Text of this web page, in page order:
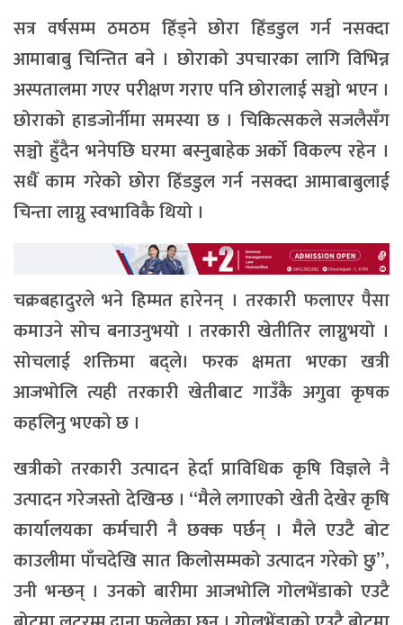
सत्र वर्षसम्म ठमठम हिँड्ने छोरा हिँडडुल गर्न नसक्दा
आमाबाबु चिन्तित बने । छोराको उपचारका लागि विभिन्न
अस्पतालमा गएर परीक्षण गराए पनि छोरालाई सञ्चो भएन ।
छोराको हाडजोर्नीमा समस्या छ । चिकित्सकले सजलैसँग
सञ्चो हुँदैन भनेपछि घरमा बस्नुबाहेक अर्को विकल्प रहेन ।
सधैँ काम गरेको छोरा हिँडडुल गर्न नसक्दा आमाबाबुलाई
चिन्ता लाग्नु स्वभाविकै थियो ।
चक्रबहादुरले भने हिम्मत हारेनन् । तरकारी फलाएर पैसा
कमाउने सोच बनाउनुभयो । तरकारी खेतीतिर लाग्नुभयो ।
सोचलाई शक्तिमा बद्ले। फरक क्षमता भएका खत्री
आजभोलि त्यही तरकारी खेतीबाट गाउँकै अगुवा कृषक
कहलिनु भएको छ ।
खत्रीको तरकारी उत्पादन हेर्दा प्राविधिक कृषि विज्ञले नै
उत्पादन गरेजस्तो देखिन्छ । ‘‘मैले लगाएको खेती देखेर कृषि
कार्यालयका कर्मचारी नै छक्क पर्छन् । मैले एउटै बोट
काउलीमा पाँचदेखि सात किलोसम्मको उत्पादन गरेको छु’’,
उनी भन्छन् । उनको बारीमा आजभोलि गोलभेंडाको एउटै